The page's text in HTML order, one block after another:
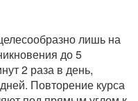
лишь на
до 5
2 раза в день,
Повторение курса